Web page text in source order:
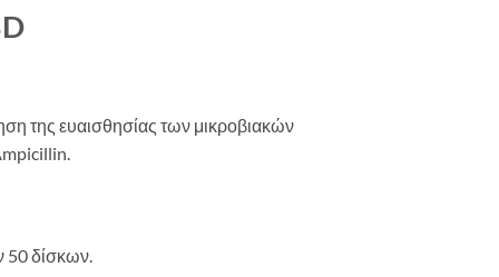
της ευαισθησίας των μικροβιακών
50 δίσκων.